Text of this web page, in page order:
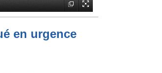
en urgence